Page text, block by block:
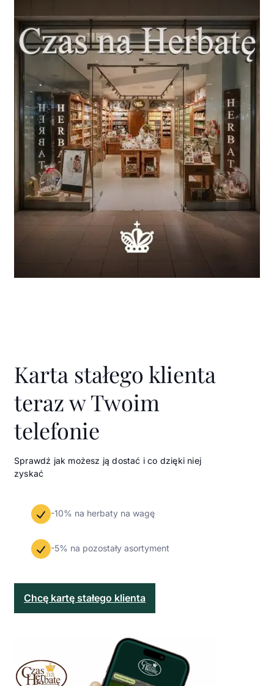
Karta stałego klienta
teraz w Twoim
telefonie
Sprawdź jak możesz ją dostać i co dzięki niej
zyskać
-10% na herbaty na wagę
-5% na pozostały asortyment
Chcę kartę stałego klienta